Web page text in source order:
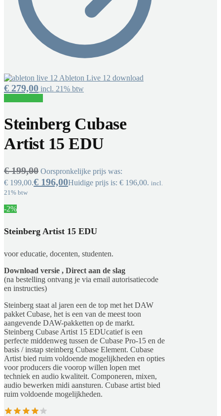
Ableton Live 12 download
€ 279,00 incl. 21% btw
Steinberg Cubase
Artist 15 EDU
€199,00 Oorspronkelijke prijs was:
€ 199,00.€ 196,00Huidige prijs is: € 196,00. incl.
21% btw
-2%
Steinberg Artist 15 EDU
voor educatie, docenten, studenten.
Download versie , Direct aan de slag
(na bestelling ontvang je via email autorisatiecode
en instructies)
Steinberg staat al jaren een de top met het DAW
pakket Cubase, het is een van de meest toon
aangevende DAW-pakketten op de markt.
Steinberg Cubase Artist 15 EDUcatief is een
perfecte middenweg tussen de Cubase Pro-15 en de
basis / instap steinberg Cubase Element. Cubase
Artist bied ruim voldoende mogelijkheden en opties
voor producers die voorop willen lopen met
techniek en audio kwaliteit. Componeren, mixen,
audio bewerken midi aansturen. Cubase artist bied
ruim voldoende mogelijkheden.